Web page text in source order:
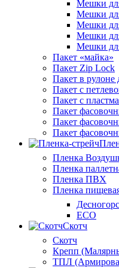
Мешки
Мешки
Мешки
Мешки
Мешки
Пакет «майка»
Пакет Zip Lock
Пакет в
Пакет с
Пакет с
Пакет
Пакет
Пакет
Пленка
Пленка
Пленка ПВХ
Пленка
ECO
Скотч
Скотч
Крепп
ТПЛ